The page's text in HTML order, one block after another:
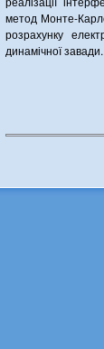
метод Монте-
розрахунку
динамічної завади.